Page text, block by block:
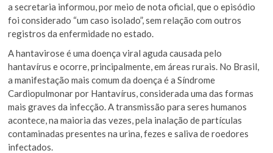
a secretaria informou, por meio de nota oficial, que o episódio
foi considerado “um caso isolado”, sem relação com outros
registros da enfermidade no estado.
A hantavirose é uma doença viral aguda causada pelo
hantavírus e ocorre, principalmente, em áreas rurais. No Brasil,
a manifestação mais comum da doença é a Síndrome
Cardiopulmonar por Hantavírus, considerada uma das formas
mais graves da infecção. A transmissão para seres humanos
acontece, na maioria das vezes, pela inalação de partículas
contaminadas presentes na urina, fezes e saliva de roedores
infectados.